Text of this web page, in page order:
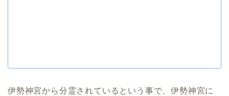
伊勢神宮から分霊されているという事で、伊勢神宮に